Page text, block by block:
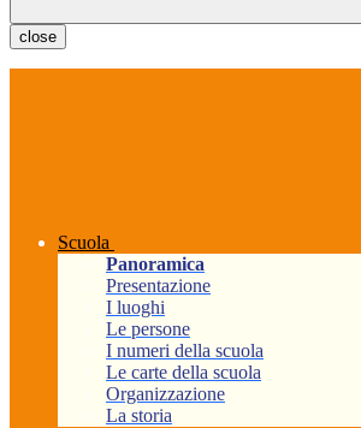
close
Scuola
Panoramica
Presentazione
I luoghi
Le persone
I numeri della scuola
Le carte della scuola
Organizzazione
La storia